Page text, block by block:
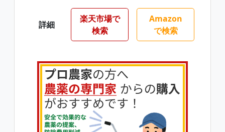
詳細
楽天市場で
検索
Amazon
で検索